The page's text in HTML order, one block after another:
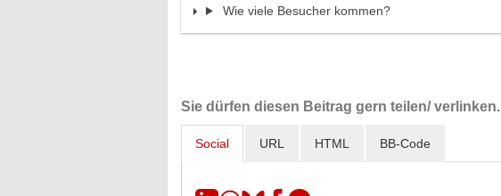
Wie viele Besucher kommen?
Sie dürfen diesen Beitrag gern teilen/ verlinken.
Social URL HTML BB-Code